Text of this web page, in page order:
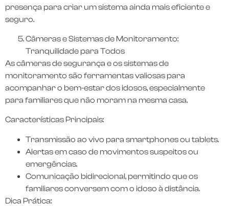
presença para criar um sistema ainda mais eficiente e
seguro.
Câmeras e Sistemas de Monitoramento:
Tranquilidade para Todos
As câmeras de segurança e os sistemas de
monitoramento são ferramentas valiosas para
acompanhar o bem-estar dos idosos, especialmente
para familiares que não moram na mesma casa.
Características Principais:
Transmissão ao vivo para smartphones ou tablets.
Alertas em caso de movimentos suspeitos ou
emergências.
Comunicação bidirecional, permitindo que os
familiares conversem com o idoso à distância.
Dica Prática: